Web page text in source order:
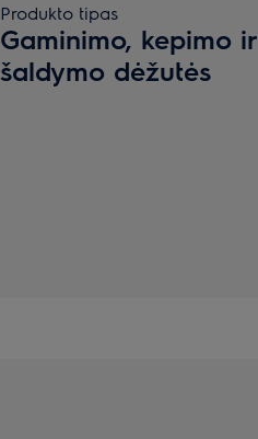
Produkto tipas
Gaminimo, kepimo ir
šaldymo dėžutės